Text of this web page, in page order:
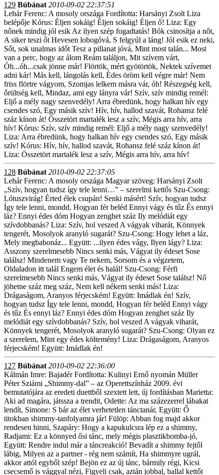
129 Búbánat 2010-09-02 22:37:51
Lehár Ferenc: A mosoly országa Fordította: Harsányi Zsolt Liza
belépője Kórus: Éljen sokáig! Éljen sokáig! Éljen ő! Liza: Egy
nőnek mindig jól esik Az ilyen szép fogadtatás! Bók csinosítja a nőt,
A siker teszi őt Hevesen lobogóvá, S felgyúl a láng! Jól esik ez neki,
Sőt, sok unalmas időt Tesz a pillanat jóvá, Mint most talán... Most
van a perc, hogy az álom Reám találjon, Mit szívem várt,
Óh...óh...csak jönne már! Flörtök, mért gyötörtök, Nektek szívemet
adni kár! Más kell, lángolás kell, Édes öröm kell végre már! Nem
friss flörtre vágyom, Szomjas lelkem másra vár, óh! Részegség kell,
őrültség kell, Mindaz, ami egy lányra vár! Szív, szív mindig remél:
Eljő a mély nagy szenvedély! Arra ébredünk, hogy halkan hív egy
csendes szó, Egy másik szív! Hív, hív, hallod szavát, Rohansz felé
száz kínon át! Összetört martalék lesz a szív, Mégis arra hív, arra
hív! Kórus: Szív, szív mindig remél: Eljő a mély nagy szenvedély!
Liza: Arra ébredünk, hogy halkan hív egy csendes szó, Egy másik
szív! Kórus: Hív, hív, hallod szavát, Rohansz felé száz kínon át!
Liza: Összetört martalék lesz a szív, Mégis arra hív, arra hív!
128 Búbánat 2010-09-02 22:37:05
Lehár Ferenc: A mosoly országa Magyar szöveg: Harsányi Zsolt
„Szív, hogyan tudsz így tele lenni…” – szerelmi kettős Szu-Csong:
Lótuszvirág! Érted élek csupán! Senki másért! Szív, hogyan tudsz
Így tele lenni, mondd, Hogyan fér beléd Ennyi vágy és tűz És ennyi
láz? Ennyi édes dóm Hogyan zenghet száz Ily melódiát egy
szívdobbanás? Liza: Szív, hol veszed A vágyak viharát, Könnyek
tengerét, Mosolyok aranyló sugarát? Szu-Csong: Hogy lehet a láz,
Mely megbabonáz... Együtt: ...ilyen édes vágy, Ilyen lágy? Liza:
Asszony szerelmesebb Nincs senki más, Vágyat ily édeset Sose
találsz! Mindenem vagy Te nekem, Sorsom és a végzetem,
Oldaladon itt talál Engem élet és halál! Szu-Csong: Férfi
szerelmesebb Nincs senki más, Vágyat ily édeset Sose találsz! Nő
jöhetne száz meg száz, Nem kell nékem senki más! Liza:
Drágaságom, Aranyos férjecském! Együtt: Imádlak én! Szív,
hogyan tudsz Így tele lenni, mondd, Hogyan fér beléd Ennyi vágy
és tűz És ennyi láz? Ennyi édes dóm Hogyan zenghet száz Ily
melódiát egy szívdobbanás? Szív, hol veszed A vágyak viharát,
Könnyek tengerét, Mosolyok aranyló sugarát? Szu-Csong: Olyan ez
a szerelem, Mint egy édes költemény! Liza: Drágaságom, Aranyos
férjecském! Együtt: Imádlak én!
127 Búbánat 2010-09-02 22:36:00
Kálmán Imre: Bajadér Fordította: Kulinyi Ernő nyomán Müller
Péter Sziámi „Shimmy-dal” – az Operettszínház 2009. évi
bemutatójára az eredeti duettből szextett lett, új fordításban Marietta:
Aki ad magára, játssza a trendit, Odette: Az ma százezerrel lábakat
lendít, Simone: S bár az élet verhetetlen tánctanár, Együtt: Ő
titokban shimmy-tanfolyamra jár! Fülöp: Abban fog majd akkor
rendesen hinni, Szapáry: Hogy a kapukulcsra lép ez a shimmy,
Radjami: Ez a könnyed ősi tánc, mely mégis plasztikbomba-jó,
Együtt: Rendre indul már a táncreakció! Bevadít a shimmy fejtől
lábig, Milyen az a partner - rég nem számít, Ha shimmyre ugrál,
akkor attól egyből szép! Bejön ez az új tánc, bármily régi, Kicsi
csecsemő is vággyal nézi, Figyeli csak, aztán jobbal, ballal kettőt